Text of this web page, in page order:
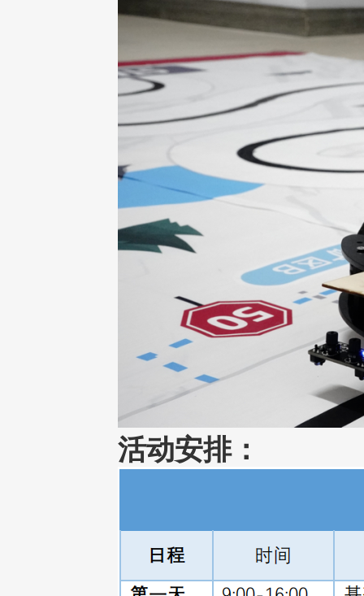
活动安排：